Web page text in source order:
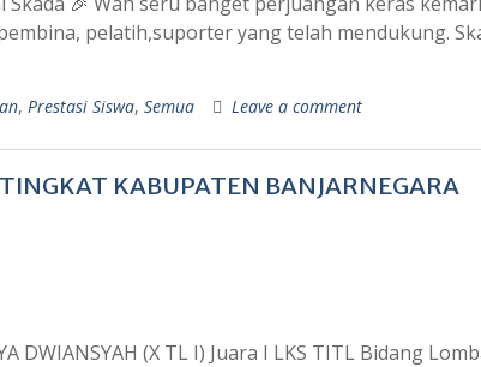
pelatih,suporter yang telah mendukung.
, Prestasi Siswa, Semua Leave a comment
KABUPATEN BANJARNEGARA
DWIANSYAH (X TL I) Juara I LKS TITL Bidang